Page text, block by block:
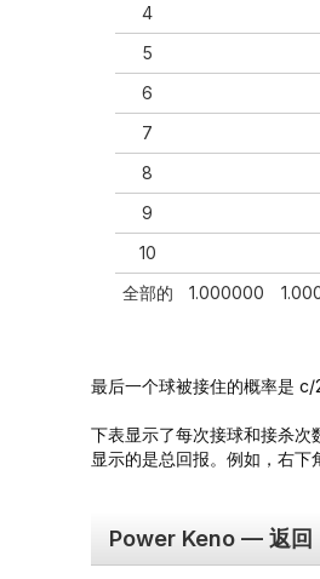
4
5
6
7
8
9
10
全部的
1.000000
最后一个球被接住的概率是 c/
下表显示了每次接球和接杀
显示的是总回报。例如，右下
Power Keno — 返回